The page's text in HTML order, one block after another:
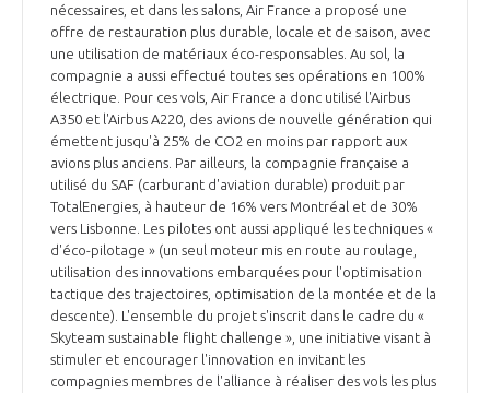
nécessaires, et dans les salons, Air France a proposé une
offre de restauration plus durable, locale et de saison, avec
une utilisation de matériaux éco-responsables. Au sol, la
compagnie a aussi effectué toutes ses opérations en 100%
électrique. Pour ces vols, Air France a donc utilisé l'Airbus
A350 et l'Airbus A220, des avions de nouvelle génération qui
émettent jusqu'à 25% de CO2 en moins par rapport aux
avions plus anciens. Par ailleurs, la compagnie française a
utilisé du SAF (carburant d'aviation durable) produit par
TotalEnergies, à hauteur de 16% vers Montréal et de 30%
vers Lisbonne. Les pilotes ont aussi appliqué les techniques «
d'éco-pilotage » (un seul moteur mis en route au roulage,
utilisation des innovations embarquées pour l'optimisation
tactique des trajectoires, optimisation de la montée et de la
descente). L'ensemble du projet s'inscrit dans le cadre du «
Skyteam sustainable flight challenge », une initiative visant à
stimuler et encourager l'innovation en invitant les
compagnies membres de l'alliance à réaliser des vols les plus